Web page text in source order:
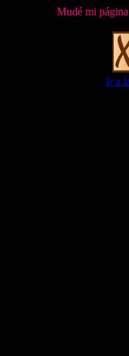
Mudé mi página
Ir a